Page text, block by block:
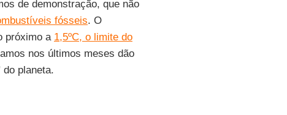
de demonstração, que não
fósseis. O
próximo a 1,5ºC, o limite do
nos últimos meses dão
do planeta.